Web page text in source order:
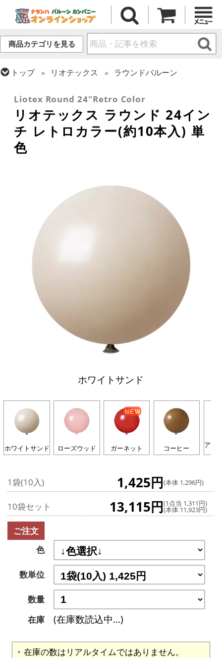
商品カテゴリを見る
トップ リオテックス
ラウンドバルーン
Liotex Round 24"Retro Color
リオテックス ラウンド 24イン
チ レトロカラー(約10本入) 単
色
ホワイトサンド
ホワイトサンド ローズウッド ガーネット コーヒー アボ
1袋(10入) 1,425円(本体 1,296円)
10袋セット 13,115円(1点当 1,311円)
(本体 11,923円)
ご注文
色
数単位
数量
在庫
(在庫数読込中...)
在庫の数はリアルタイムではありません。